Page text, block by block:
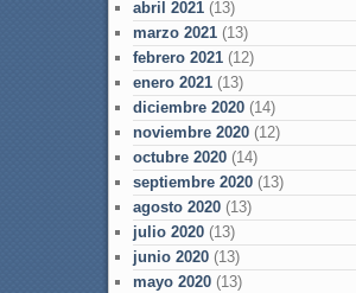
abril 2021(13)
marzo 2021(13)
febrero 2021(12)
enero 2021(13)
diciembre 2020(14)
noviembre 2020(12)
octubre 2020(14)
septiembre 2020(13)
agosto 2020(13)
julio 2020(13)
junio 2020(13)
mayo 2020(13)